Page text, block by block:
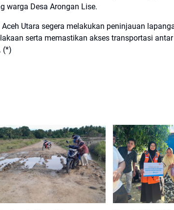
warga Desa Arongan Lise.
Utara segera melakukan peninjauan
serta memastikan akses transportasi
(*)